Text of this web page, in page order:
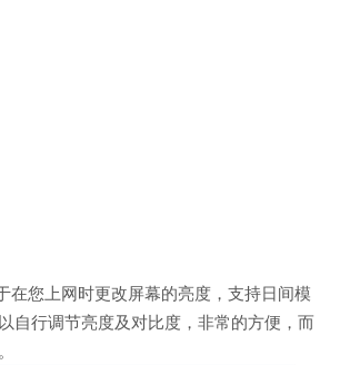
在您上网时更改屏幕的亮度，支持日间模
自行调节亮度及对比度，非常的方便，而